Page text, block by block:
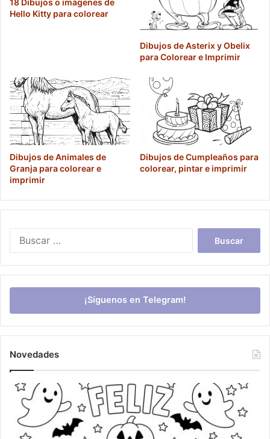
18 Dibujos o imágenes de
Hello Kitty para colorear
Dibujos de Asterix y Obelix
para Colorear e Imprimir
Dibujos de Animales de
Granja para colorear e
imprimir
Dibujos de Cumpleaños para
colorear, pintar e imprimir
¡Síguenos en Telegram!
Novedades